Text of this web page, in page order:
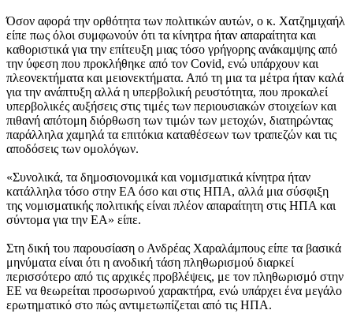
Όσον αφορά την ορθότητα των πολιτικών αυτών, ο κ. Χατζημιχαήλ
είπε πως όλοι συμφωνούν ότι τα κίνητρα ήταν απαραίτητα και
καθοριστικά για την επίτευξη μιας τόσο γρήγορης ανάκαμψης από
την ύφεση που προκλήθηκε από τον Covid, ενώ υπάρχουν και
πλεονεκτήματα και μειονεκτήματα. Από τη μια τα μέτρα ήταν καλά
για την ανάπτυξη αλλά η υπερβολική ρευστότητα, που προκαλεί
υπερβολικές αυξήσεις στις τιμές των περιουσιακών στοιχείων και
πιθανή απότομη διόρθωση των τιμών των μετοχών, διατηρώντας
παράλληλα χαμηλά τα επιτόκια καταθέσεων των τραπεζών και τις
αποδόσεις των ομολόγων.
«Συνολικά, τα δημοσιονομικά και νομισματικά κίνητρα ήταν
κατάλληλα τόσο στην ΕΑ όσο και στις ΗΠΑ, αλλά μια σύσφιξη
της νομισματικής πολιτικής είναι πλέον απαραίτητη στις ΗΠΑ και
σύντομα για την ΕΑ» είπε.
Στη δική του παρουσίαση ο Ανδρέας Χαραλάμπους είπε τα βασικά
μηνύματα είναι ότι η ανοδική τάση πληθωρισμού διαρκεί
περισσότερο από τις αρχικές προβλέψεις, με τον πληθωρισμό στην
ΕΕ να θεωρείται προσωρινού χαρακτήρα, ενώ υπάρχει ένα μεγάλο
ερωτηματικό στο πώς αντιμετωπίζεται από τις ΗΠΑ.